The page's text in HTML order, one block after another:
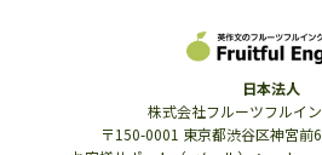
日本法人
株式会社フルーツフルイ
〒150-0001 東京都渋谷区神宮前